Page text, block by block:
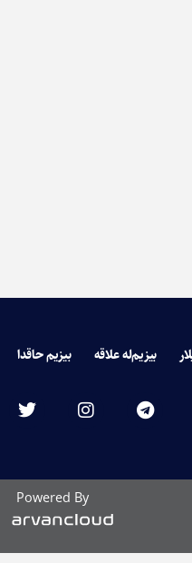
بیزیم‌له علاقه بیزیم حاقدا
Powered By